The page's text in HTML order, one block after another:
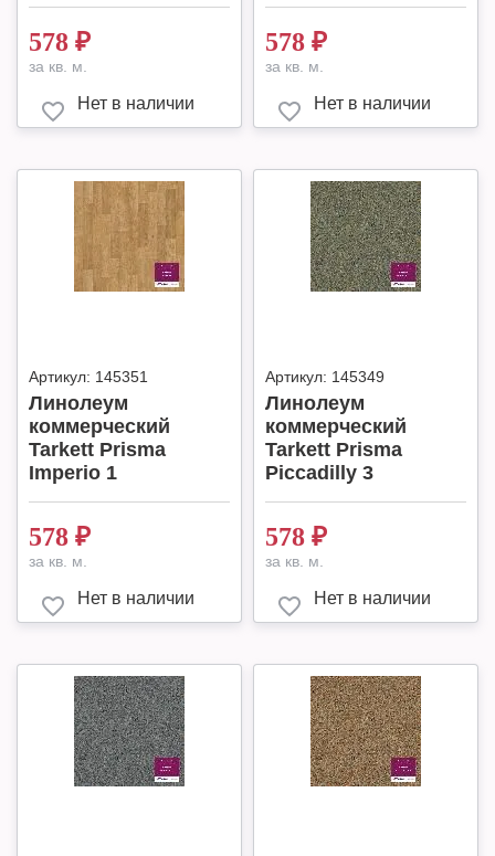
578 ₽
за кв. м.
Нет в наличии
578 ₽
за кв. м.
Нет в наличии
Артикул: 145351
Линолеум
коммерческий
Tarkett Prisma
Imperio 1
578 ₽
за кв. м.
Нет в наличии
Артикул: 145349
Линолеум
коммерческий
Tarkett Prisma
Piccadilly 3
578 ₽
за кв. м.
Нет в наличии